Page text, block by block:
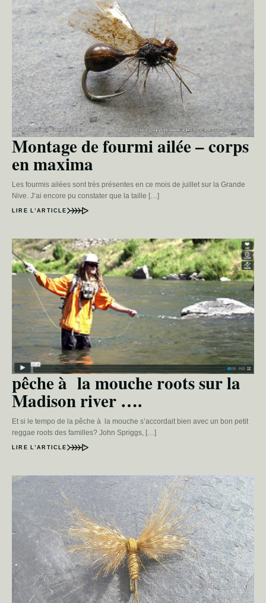
Montage de fourmi ailée – corps
en maxima
Les fourmis ailées sont très présentes en ce mois de juillet sur la Grande
Nive. J’ai encore pu constater que la taille […]
LIRE L’ARTICLE
pêche à la mouche roots sur la
Madison river ….
Et si le tempo de la pêche à la mouche s’accordait bien avec un bon petit
reggae roots des familles? John Spriggs, […]
LIRE L’ARTICLE